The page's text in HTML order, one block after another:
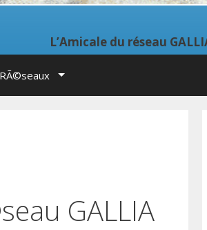
L’Amicale du réseau GALLIA a
GALLIA